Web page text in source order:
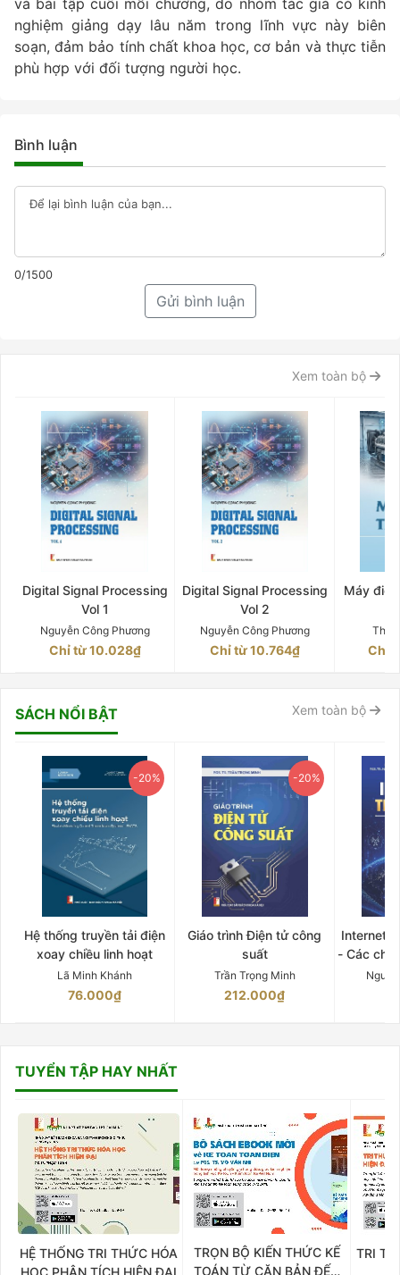
và bài tập cuối mỗi chương, do nhóm tác giả có kinh
nghiệm giảng dạy lâu năm trong lĩnh vực này biên
soạn, đảm bảo tính chất khoa học, cơ bản và thực tiễn
phù hợp với đối tượng người học.
Bình luận
0/1500
Gửi bình luận
Xem toàn bộ
Digital Signal Processing
Vol 1
Nguyễn Công Phương
Chỉ từ 10.028₫
Digital Signal Processing
Vol 2
Nguyễn Công Phương
Chỉ từ 10.764₫
Máy
Chỉ
SÁCH NỔI BẬT Xem toàn bộ
-20%
Hệ thống truyền tải điện
xoay chiều linh hoạt
Lã Minh Khánh
76.000₫
-20%
Giáo trình Điện tử công
suất
Trần Trọng Minh
212.000₫
Internet
- Các
TUYỂN TẬP HAY NHẤT
HỆ THỐNG TRI THỨC HÓA
TRỌN BỘ KIẾN THỨC KẾ
TOÁN TỪ CĂN BẢN ĐẾN
TRI